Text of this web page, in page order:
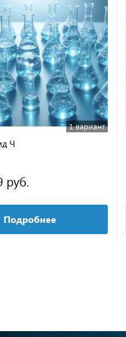
1 вариант
Ч
руб.
Подробнее